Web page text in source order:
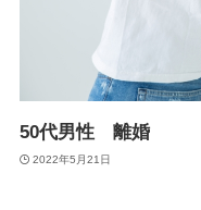
50代男性 離婚
2022年5月21日